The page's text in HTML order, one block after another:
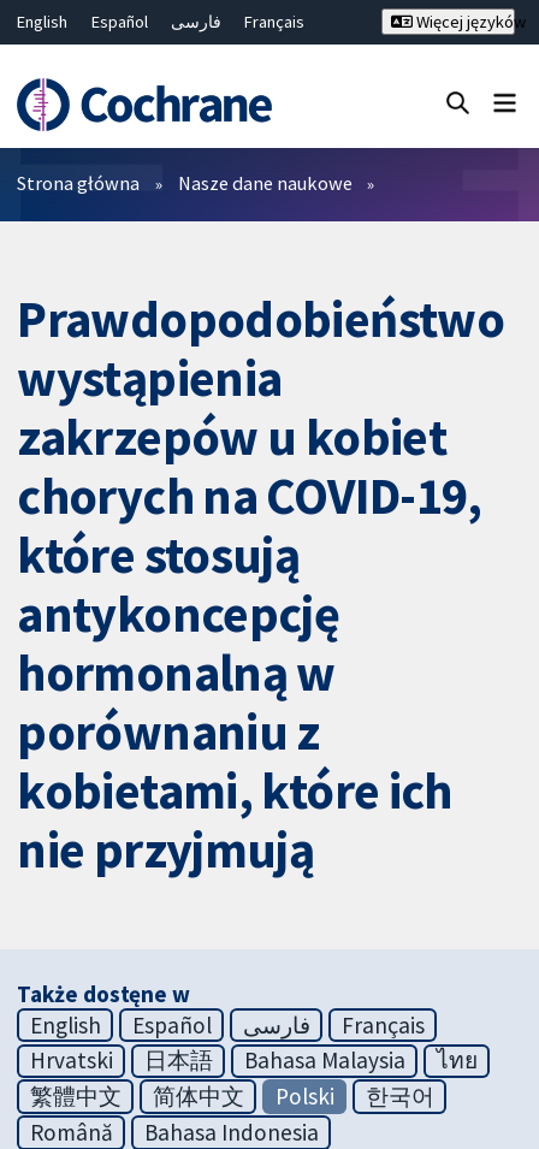
English Español فارسی
Français
Bahasa Malaysia
ไทย
繁體中文
简体中文
Więcej języków
Filtry
Strona główna Nasze dane naukowe
Prawdopodobieństwo
wystąpienia
zakrzepów u kobiet
chorych na COVID-19,
które stosują
antykoncepcję
hormonalną w
porównaniu z
kobietami, które ich
nie przyjmują
Także dostęne w
English
Español فارسی
Français
Hrvatski
日本語 Bahasa Malaysia
ไทย
繁體中文
简体中文 Polski
한국어
Română
Bahasa Indonesia